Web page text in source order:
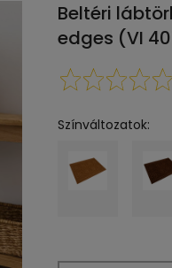
Beltéri
edges (VI
Színváltozatok: